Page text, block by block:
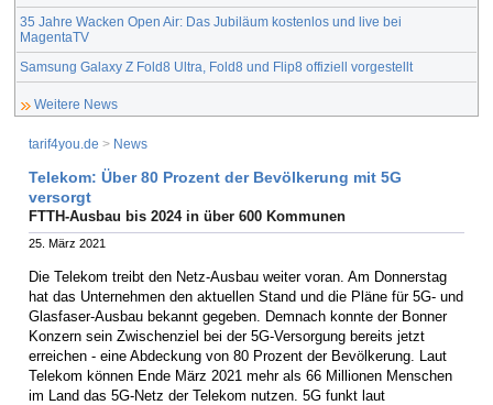
35 Jahre Wacken Open Air: Das Jubiläum kostenlos und live bei
MagentaTV
Samsung Galaxy Z Fold8 Ultra, Fold8 und Flip8 offiziell vorgestellt
Weitere News
tarif4you.de > News
Telekom: Über 80 Prozent der Bevölkerung mit 5G
versorgt
FTTH-Ausbau bis 2024 in über 600 Kommunen
25. März 2021
Die Telekom treibt den Netz-Ausbau weiter voran. Am Donnerstag
hat das Unternehmen den aktuellen Stand und die Pläne für 5G- und
Glasfaser-Ausbau bekannt gegeben. Demnach konnte der Bonner
Konzern sein Zwischenziel bei der 5G-Versorgung bereits jetzt
erreichen - eine Abdeckung von 80 Prozent der Bevölkerung. Laut
Telekom können Ende März 2021 mehr als 66 Millionen Menschen
im Land das 5G-Netz der Telekom nutzen. 5G funkt laut